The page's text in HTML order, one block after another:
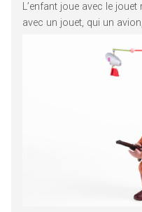
L’enfant joue avec le
avec un jouet, qui un